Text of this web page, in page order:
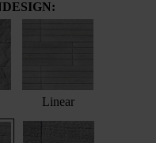
Linear